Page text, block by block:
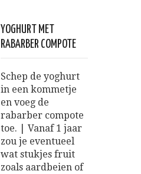
YOGHURT MET
RABARBER COMPOTE
Schep de yoghurt
in een kommetje
en voeg de
rabarber compote
toe. | Vanaf 1 jaar
zou je eventueel
wat stukjes fruit
zoals aardbeien of